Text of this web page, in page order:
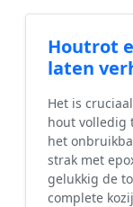
Houtrot
laten
Het is
hout volledig
het
strak met
gelukkig de
complete